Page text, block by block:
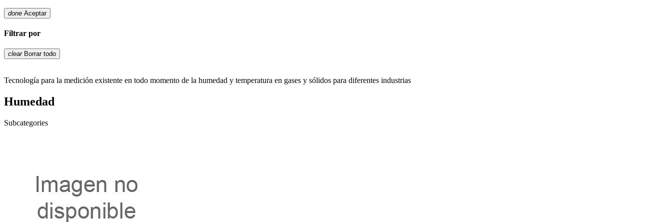
done Aceptar
Filtrar por
clear Borrar todo
Tecnología para la medición existente en todo momento de la humedad y temperatura en gases y sólidos para diferentes industrias
Humedad
Subcategories